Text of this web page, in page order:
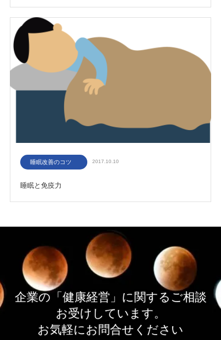
睡眠改善のコツ 2017.10.10
睡眠と免疫力
企業の「健康経営」に関するご相談
お受けしています。
お気軽にお問合せください